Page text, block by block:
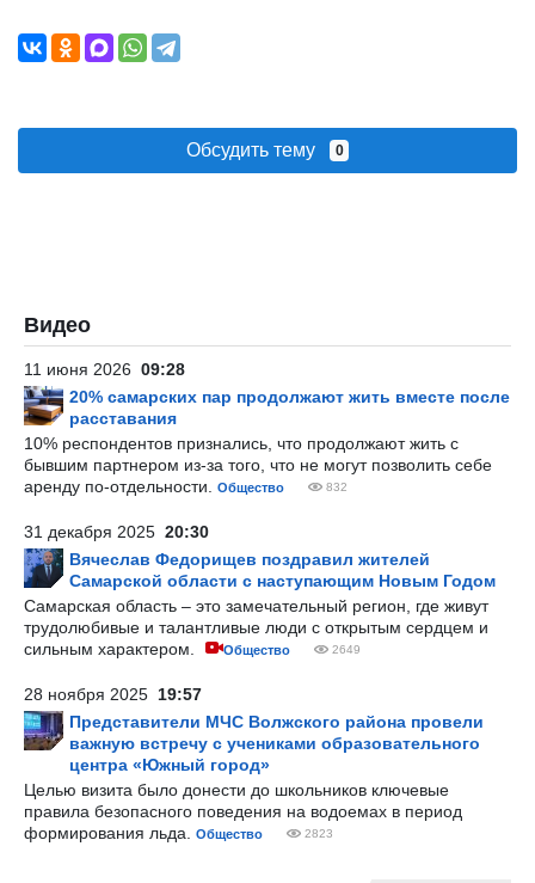
Обсудить тему 0
Видео
11 июня 2026 09:28
20% самарских пар продолжают жить вместе после
расставания
10% респондентов признались, что продолжают жить с
бывшим партнером из-за того, что не могут позволить себе
аренду по-отдельности.
Общество 832
31 декабря 2025 20:30
Вячеслав Федорищев поздравил жителей
Самарской области с наступающим Новым Годом
Самарская область – это замечательный регион, где живут
трудолюбивые и талантливые люди с открытым сердцем и
сильным характером.
Общество 2649
28 ноября 2025 19:57
Представители МЧС Волжского района провели
важную встречу с учениками образовательного
центра «Южный город»
Целью визита было донести до школьников ключевые
правила безопасного поведения на водоемах в период
формирования льда.
Общество 2823